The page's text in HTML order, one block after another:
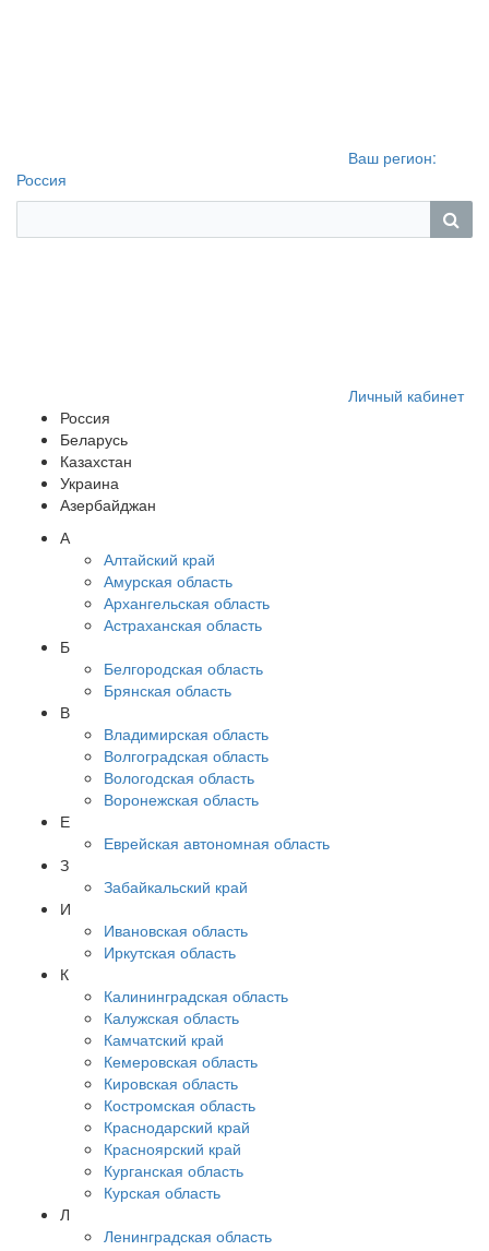
Ваш регион:
Россия
Личный кабинет
Россия
Беларусь
Казахстан
Украина
Азербайджан
А
Алтайский край
Амурская область
Архангельская область
Астраханская область
Б
Белгородская область
Брянская область
В
Владимирская область
Волгоградская область
Вологодская область
Воронежская область
Е
Еврейская автономная область
З
Забайкальский край
И
Ивановская область
Иркутская область
К
Калининградская область
Калужская область
Камчатский край
Кемеровская область
Кировская область
Костромская область
Краснодарский край
Красноярский край
Курганская область
Курская область
Л
Ленинградская область